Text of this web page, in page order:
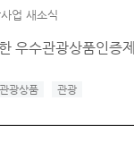
업 새소식
우수관광상품인증
관광상품 관광